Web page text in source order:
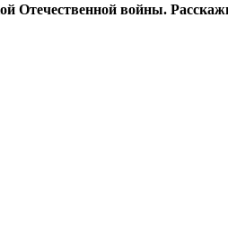
Отечественной войны.